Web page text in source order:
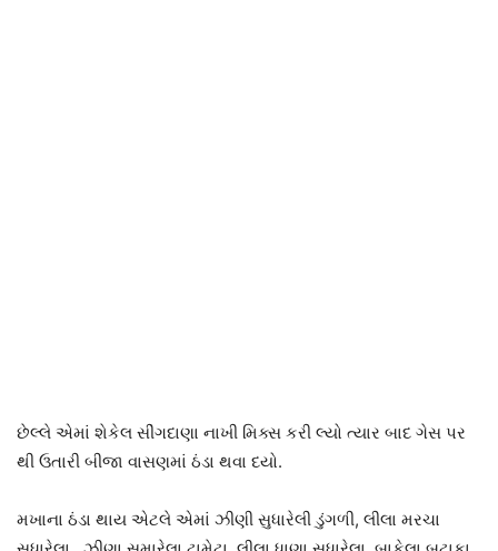
છેલ્લે એમાં શેકેલ સીંગદાણા નાખી મિક્સ કરી લ્યો ત્યાર બાદ ગેસ પર
થી ઉતારી બીજા વાસણમાં ઠંડા થવા દયો.
મખાના ઠંડા થાય એટલે એમાં ઝીણી સુધારેલી ડુંગળી, લીલા મરચા